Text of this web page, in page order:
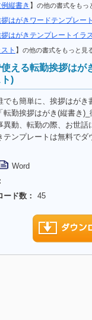
縦書き 】 の他の書式をもっ
はがきワードテンプレート
はがきテンプレートイラ
ト 】 の他の書式をもっと見
える転勤挨拶はが
)
でも簡単に、挨拶はが
転勤挨拶はがき(縦書き
異動、転勤の際、お世
テンプレートは無料で
Word
ード数：
45